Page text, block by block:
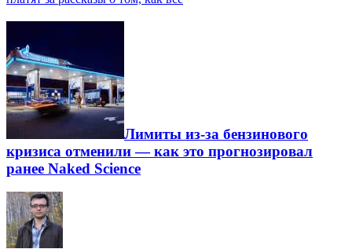
Лимиты из-за бензинового
кризиса отменили — как это прогнозировал
ранее Naked Science